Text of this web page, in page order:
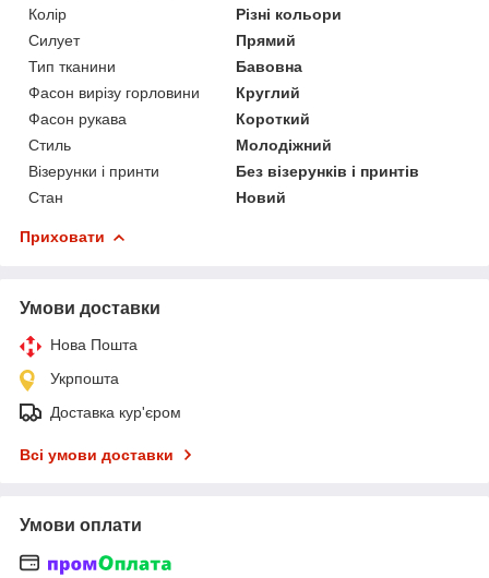
Колір
Різні кольори
Силует
Прямий
Тип тканини
Бавовна
Фасон вирізу горловини
Круглий
Фасон рукава
Короткий
Стиль
Молодіжний
Візерунки і принти
Без візерунків і принтів
Стан
Новий
Приховати
Умови доставки
Нова Пошта
Укрпошта
Доставка кур'єром
Всі умови доставки
Умови оплати